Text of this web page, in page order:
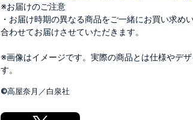
※お届けのご注意
・お届け時期の異なる商品をご一緒にお買い求め
合わせてお届けさせていただきます。
※画像はイメージです。実際の商品とは仕様やデ
す。
©高屋奈月／白泉社